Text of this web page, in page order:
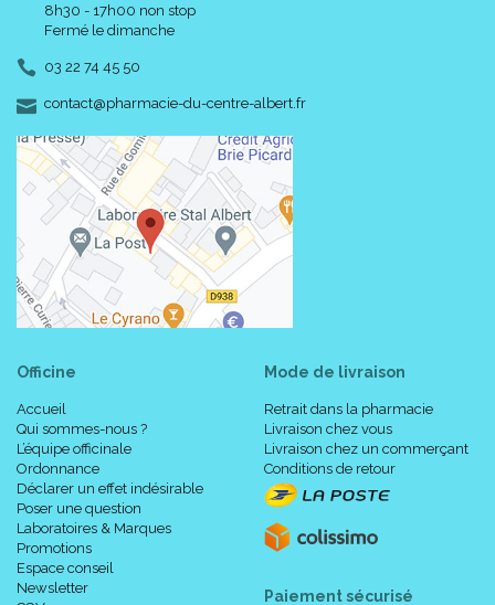
8h30 - 17h00 non stop
Fermé le dimanche
03 22 74 45 50
contact-
@-
pharmacie-du-centre-albert.fr
Officine
Accueil
Qui sommes-nous ?
L’équipe officinale
Ordonnance
Déclarer un effet indésirable
Poser une question
Laboratoires & Marques
Promotions
Espace conseil
Newsletter
Mode de livraison
Retrait dans la pharmacie
Livraison chez vous
Livraison chez un commerçant
Conditions de retour
Paiement sécurisé